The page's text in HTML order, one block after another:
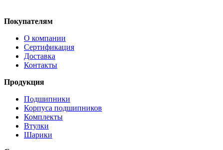
Покупателям
О компании
Сертификация
Доставка
Контакты
Продукция
Подшипники
Корпуса подшипников
Комплекты
Втулки
Шарики